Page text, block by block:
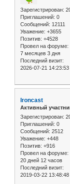
Зарегистрирован:
Приглашений: 0
Сообщений: 12111
Уважение: +3655
Позитив: +4528
Провел на форуме:
7 месяцев 3 дня
Последний визит:
2026-07-21 14:23:53
Ironcast
Активный
Зарегистрирован:
Приглашений: 0
Сообщений: 2512
Уважение: +448
Позитив: +916
Провел на форуме:
20 дней 12 часов
Последний визит:
2019-03-22 13:48:48